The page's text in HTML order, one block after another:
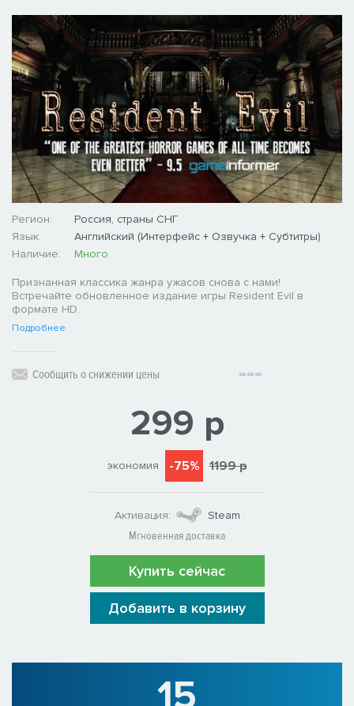
Регион:
Россия, страны СНГ
Язык:
Английский (Интерфейс + Озвучка + Субтитры)
Наличие:
Много
Признанная классика жанра ужасов снова с нами!
Встречайте обновленное издание игры Resident Evil в
формате HD.
Подробнее
Сообщить о снижении цены
299 р
экономия -75% 1199 р
Активация:
Steam
Мгновенная доставка
Купить сейчас
Добавить в корзину